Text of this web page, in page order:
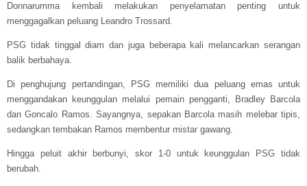
Donnarumma kembali melakukan penyelamatan penting untuk
menggagalkan peluang Leandro Trossard.
PSG tidak tinggal diam dan juga beberapa kali melancarkan serangan
balik berbahaya.
Di penghujung pertandingan, PSG memiliki dua peluang emas untuk
menggandakan keunggulan melalui pemain pengganti, Bradley Barcola
dan Goncalo Ramos. Sayangnya, sepakan Barcola masih melebar tipis,
sedangkan tembakan Ramos membentur mistar gawang.
Hingga peluit akhir berbunyi, skor 1-0 untuk keunggulan PSG tidak
berubah.